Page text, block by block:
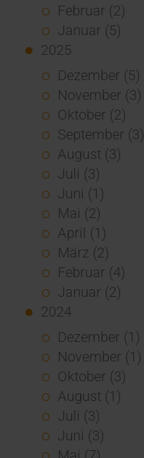
Februar (2)
Januar (5)
2025
Dezember (5)
November (3)
Oktober (2)
September (3)
August (3)
Juli (3)
Juni (1)
Mai (2)
April (1)
März (2)
Februar (4)
Januar (2)
2024
Dezember (1)
November (1)
Oktober (3)
August (1)
Juli (3)
Juni (3)